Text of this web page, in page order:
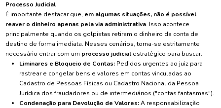
Processo Judicial
É importante destacar que, em algumas situações, não é possível
reaver o dinheiro apenas pela via administrativa. Isso acontece
principalmente quando os golpistas retiram o dinheiro da conta de
destino de forma imediata. Nesses cenários, torna-se estritamente
necessário entrar com um processo judicialestratégico para buscar:
Liminares e Bloqueio de Contas:Pedidos urgentes ao juiz para
rastrear e congelar bens e valores em contas vinculadas ao
Cadastro de Pessoas Físicas ou Cadastro Nacional da Pessoa
Jurídica dos fraudadores ou de intermediários ("contas fantasmas").
Condenação para Devolução de Valores:A responsabilização